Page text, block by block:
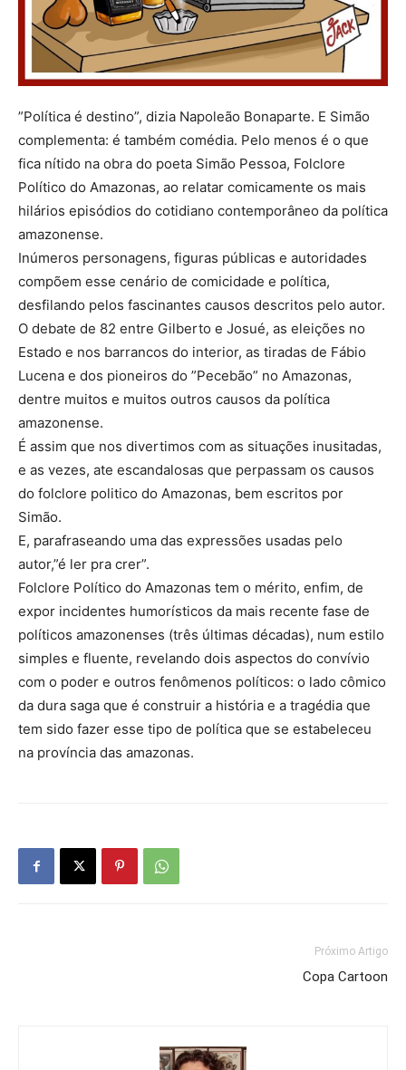
”Política é destino”, dizia Napoleão Bonaparte. E Simão
complementa: é também comédia. Pelo menos é o que
fica nítido na obra do poeta Simão Pessoa, Folclore
Político do Amazonas, ao relatar comicamente os mais
hilários episódios do cotidiano contemporâneo da política
amazonense.
Inúmeros personagens, figuras públicas e autoridades
compõem esse cenário de comicidade e política,
desfilando pelos fascinantes causos descritos pelo autor.
O debate de 82 entre Gilberto e Josué, as eleições no
Estado e nos barrancos do interior, as tiradas de Fábio
Lucena e dos pioneiros do ”Pecebão” no Amazonas,
dentre muitos e muitos outros causos da política
amazonense.
É assim que nos divertimos com as situações inusitadas,
e as vezes, ate escandalosas que perpassam os causos
do folclore politico do Amazonas, bem escritos por
Simão.
E, parafraseando uma das expressões usadas pelo
autor,”é ler pra crer”.
Folclore Político do Amazonas tem o mérito, enfim, de
expor incidentes humorísticos da mais recente fase de
políticos amazonenses (três últimas décadas), num estilo
simples e fluente, revelando dois aspectos do convívio
com o poder e outros fenômenos políticos: o lado cômico
da dura saga que é construir a história e a tragédia que
tem sido fazer esse tipo de política que se estabeleceu
na província das amazonas.
Próximo Artigo
Copa Cartoon